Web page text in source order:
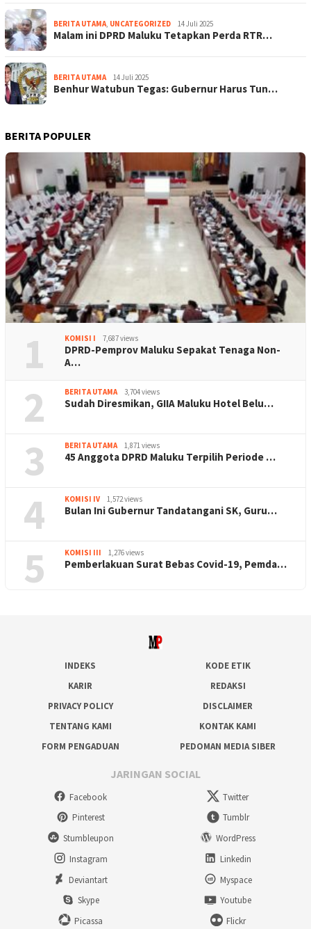
BERITA UTAMA UNCATEGORIZED 14 Juli 2025
Malam ini DPRD Maluku Tetapkan Perda RTR…
BERITA UTAMA 14 Juli 2025
Benhur Watubun Tegas: Gubernur Harus Tun…
BERITA POPULER
1 KOMISI I 7,687 views
DPRD-Pemprov Maluku Sepakat Tenaga Non-
A…
2 BERITA UTAMA 3,704 views
Sudah Diresmikan, GIIA Maluku Hotel Belu…
3 BERITA UTAMA 1,871 views
45 Anggota DPRD Maluku Terpilih Periode …
4 KOMISI IV 1,572 views
Bulan Ini Gubernur Tandatangani SK, Guru…
5 KOMISI III 1,276 views
Pemberlakuan Surat Bebas Covid-19, Pemda…
INDEKS
KODE ETIK
KARIR
REDAKSI
PRIVACY POLICY
DISCLAIMER
TENTANG KAMI
KONTAK KAMI
FORM PENGADUAN
PEDOMAN MEDIA SIBER
JARINGAN SOCIAL
Facebook
Twitter
Pinterest
Tumblr
Stumbleupon
WordPress
Instagram
Linkedin
Deviantart
Myspace
Skype
Youtube
Picassa
Flickr